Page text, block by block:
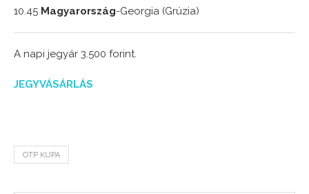
10.45 Magyarország-Georgia (Grúzia)
A napi jegyár 3.500 forint.
JEGYVÁSÁRLÁS
OTP KUPA